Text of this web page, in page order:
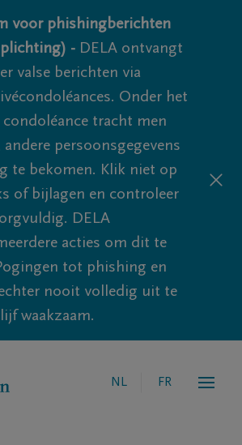
voor phishingberichten
- DELA ontvangt
valse berichten via
Onder het
condoléance tracht men
andere persoonsgegevens
te bekomen. Klik niet op
of bijlagen en controleer
DELA
acties om dit te
tot phishing en
nooit volledig uit te
waakzaam.
NL FR